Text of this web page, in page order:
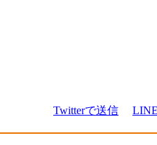
Twitterで送信